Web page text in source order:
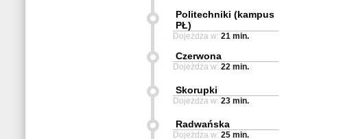
Politechniki (kampus
PŁ)
Dojeżdża w: 21 min.
Czerwona
Dojeżdża w: 22 min.
Skorupki
Dojeżdża w: 23 min.
Radwańska
Dojeżdża w: 25 min.